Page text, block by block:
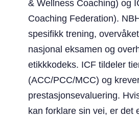
& Wellness Coaching) og
Coaching Federation).
spesifikk trening,
nasjonal eksamen og
etikkkodeks. ICF tildeler
(ACC/PCC/MCC) og
prestasjonsevaluering.
kan forklare sin vei, er det